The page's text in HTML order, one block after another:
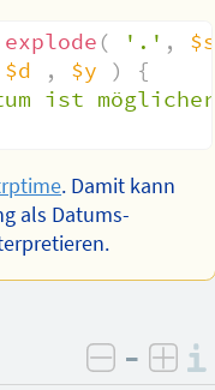
explode ( '.' ,
$d , $y )
{
ist
. Damit kann
als Datums-
negativ
–